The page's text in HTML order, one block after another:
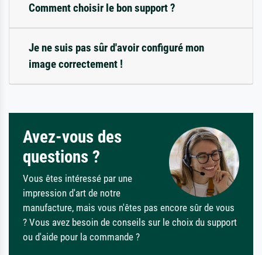
Comment choisir le bon support ?
Je ne suis pas sûr d'avoir configuré mon
image correctement !
Avez-vous des
questions ?
Vous êtes intéressé par une
impression d'art de notre
manufacture, mais vous n'êtes pas encore sûr de vous
? Vous avez besoin de conseils sur le choix du support
ou d'aide pour la commande ?